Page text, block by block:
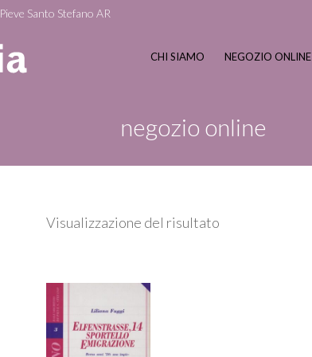
Pieve Santo Stefano AR
CHI SIAMO NEGOZIO ONLINE
negozio online
Visualizzazione del risultato